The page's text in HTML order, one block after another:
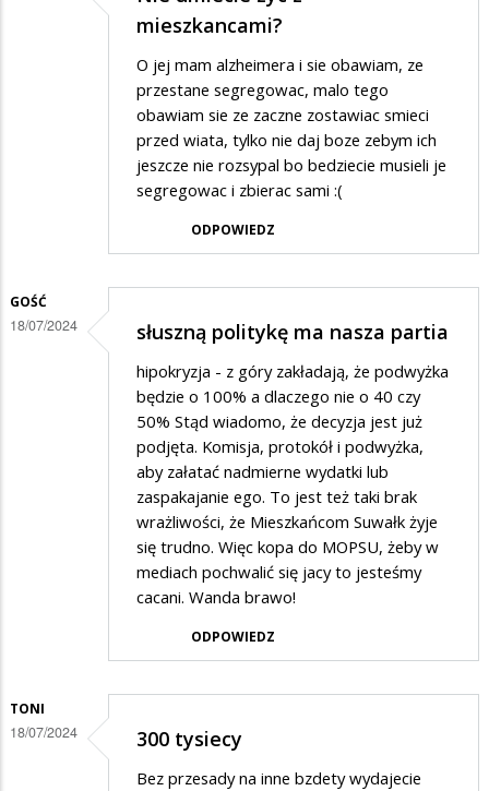
mieszkancami?
O jej mam alzheimera i sie obawiam, ze
przestane segregowac, malo tego
obawiam sie ze zaczne zostawiac smieci
przed wiata, tylko nie daj boze zebym ich
jeszcze nie rozsypal bo bedziecie musieli je
segregowac i zbierac sami :(
ODPOWIEDZ
GOŚĆ
18/07/2024 słuszną politykę ma nasza partia
hipokryzja - z góry zakładają, że podwyżka
będzie o 100% a dlaczego nie o 40 czy
50% Stąd wiadomo, że decyzja jest już
podjęta. Komisja, protokół i podwyżka,
aby załatać nadmierne wydatki lub
zaspakajanie ego. To jest też taki brak
wrażliwości, że Mieszkańcom Suwałk żyje
się trudno. Więc kopa do MOPSU, żeby w
mediach pochwalić się jacy to jesteśmy
cacani. Wanda brawo!
ODPOWIEDZ
TONI
18/07/2024 300 tysiecy
Bez przesady na inne bzdety wydajecie